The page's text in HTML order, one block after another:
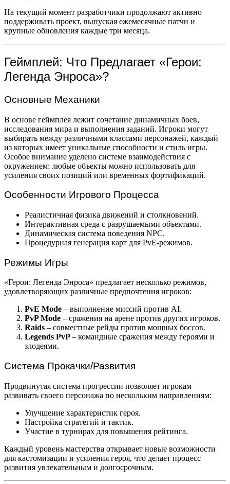
На текущий момент разработчики продолжают активно
поддерживать проект, выпуская ежемесячные патчи и
крупные обновления каждые три месяца.
Геймплей: Что Предлагает «Герои:
Легенда Энроса»?
Основные Механики
В основе геймплея лежит сочетание динамичных боев,
исследования мира и выполнения заданий. Игроки могут
выбирать между различными классами персонажей, каждый
из которых имеет уникальные способности и стиль игры.
Особое внимание уделено системе взаимодействия с
окружением: любые объекты можно использовать для
усиления своих позиций или временных фортификаций.
Особенности Игрового Процесса
Реалистичная физика движений и столкновений.
Интерактивная среда с разрушаемыми объектами.
Динамическая система поведения NPC.
Процедурная генерация карт для PvE-режимов.
Режимы Игры
«Герои: Легенда Энроса» предлагает несколько режимов,
удовлетворяющих различные предпочтения игроков:
PvE Mode – выполнение миссий против AI.
PvP Mode – сражения на арене против других игроков.
Raids – совместные рейды против мощных боссов.
Legends PvP– командные сражения между героями и
злодеями.
Система Прокачки/Развития
Продвинутая система прогрессии позволяет игрокам
развивать своего персонажа по нескольким направлениям:
Улучшение характеристик героя.
Настройка стратегий и тактик.
Участие в турнирах для повышения рейтинга.
Каждый уровень мастерства открывает новые возможности
для кастомизации и усиления героя, что делает процесс
развития увлекательным и долгосрочным.